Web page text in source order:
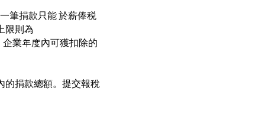
筆捐款只能 於薪俸税
限則為
業年度內可獲扣除的
的捐款總額。提交報稅